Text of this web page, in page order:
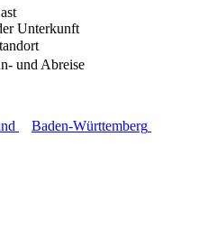
Unterkunft
und Abreise
Baden-Württemberg